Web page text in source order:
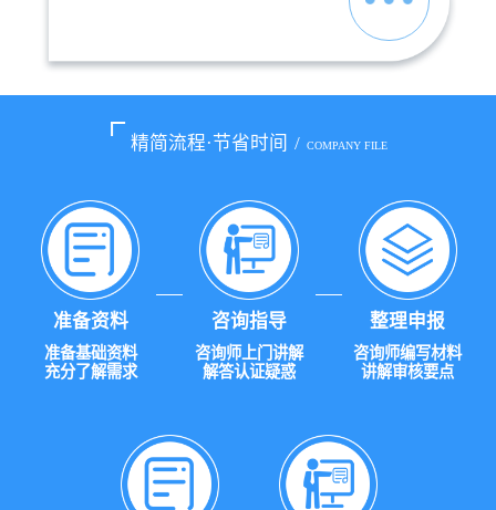
精简流程·节省时间 / COMPANY FILE
准备资料
准备基础资料
充分了解需求
咨询指导
咨询师上门讲解
解答认证疑惑
整理申报
咨询师编写材料
讲解审核要点